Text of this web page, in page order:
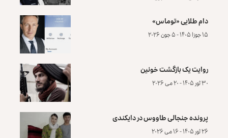
دام طلایی «توماس»
۱۵ جوزا ۱۴۰۵ - ۵ جون ۲۰۲۶
روایت یک بازگشت خونین
۳۰ ثور ۱۴۰۵ - ۲۰ می ۲۰۲۶
پرونده‌ جنجالی طاووس در دایکندی
۲۶ ثور ۱۴۰۵ - ۱۶ می ۲۰۲۶